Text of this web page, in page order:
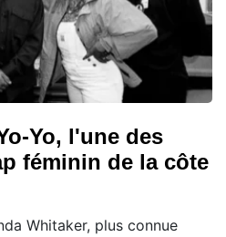
Yo, l'une des
féminin de la côte
Whitaker, plus connue